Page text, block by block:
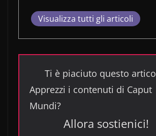
Visualizza tutti gli articoli
Ti è piaciuto questo
Apprezzi i contenuti di Caput
Mundi?
Allora sostienici!